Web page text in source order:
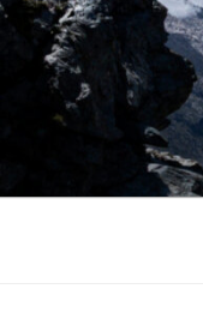
コ